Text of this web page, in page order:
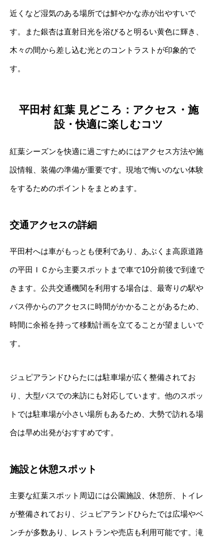
近くなど湿気のある場所では鮮やかな赤が出やすいで
す。また銀杏は直射日光を浴びると明るい黄色に輝き、
木々の間から差し込む光とのコントラストが印象的で
す。
平田村 紅葉 見どころ：アクセス・施
設・快適に楽しむコツ
紅葉シーズンを快適に過ごすためにはアクセス方法や施
設情報、装備の準備が重要です。現地で悔いのない体験
をするためのポイントをまとめます。
交通アクセスの詳細
平田村へは車がもっとも便利であり、あぶくま高原道路
の平田ＩＣから主要スポットまで車で10分前後で到達で
きます。公共交通機関を利用する場合は、最寄りの駅や
バス停からのアクセスに時間がかかることがあるため、
時間に余裕を持って移動計画を立てることが望ましいで
す。
ジュピアランドひらたには駐車場が広く整備されてお
り、大型バスでの来訪にも対応しています。他のスポッ
トでは駐車場が小さい場所もあるため、大勢で訪れる場
合は早め出発がおすすめです。
施設と休憩スポット
主要な紅葉スポット周辺には公園施設、休憩所、トイレ
が整備されており、ジュピアランドひらたでは広場やベ
ンチが多数あり、レストランや売店も利用可能です。滝